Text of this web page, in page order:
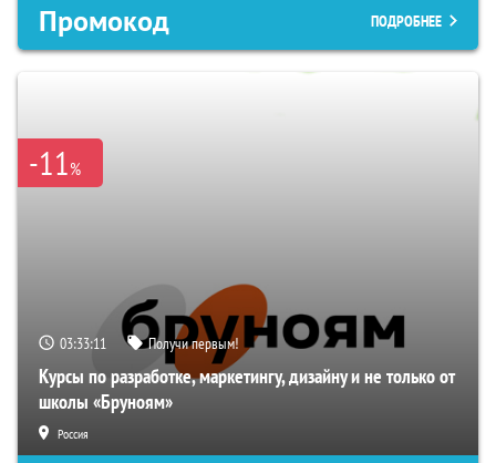
Промокод ПОДРОБНЕЕ
-11%
03:33:09 Получи первым!
Курсы по разработке, маркетингу, дизайну и не только от
школы «Бруноям»
Россия